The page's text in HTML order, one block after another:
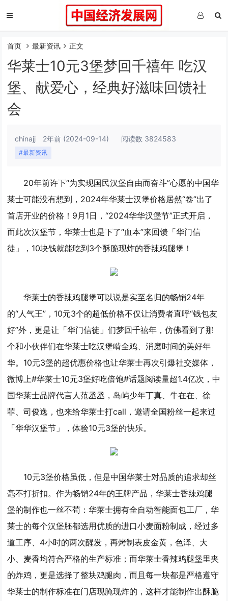
首页 最新资讯 正文
华莱士10元3堡梦回千禧年 吃汉
堡、献爱心，经典好滋味回馈社
会
chinajj 2年前 (2024-09-14) 阅读数 3824583
#最新资讯
20年前许下“为实现国民汉堡自由而奋斗”心愿的中国华
莱士可能没有想到，2024年华莱士汉堡价格居然“卷”出了
首店开业的价格！9月1日，“2024华华汉堡节”正式开启，
而此次汉堡节，华莱士也是下了“血本”来回馈「华门信
徒」，10块钱就能吃到3个酥脆现炸的香辣鸡腿堡！
华莱士的香辣鸡腿堡可以说是实至名归的畅销24年
的“人气王”，10元3个的超低价格不仅让消费者直呼“钱包友
好”外，更是让「华门信徒」们梦回千禧年，仿佛看到了那
个和小伙伴们在华莱士吃汉堡啃全鸡、消磨时间的美好年
华。10元3堡的超优惠价格也让华莱士再次引爆社交媒体，
微博上#华莱士10元3堡好吃倍饱#话题阅读量超1.4亿次，中
国华莱士品牌代言人范丞丞，岛屿少年丁真、牛在在、徐
菲、司俊逸，也来给华莱士打call，邀请全国粉丝一起来过
「华华汉堡节」，体验10元3堡的快乐。
10元3堡价格虽低，但是中国华莱士对品质的追求却丝
毫不打折扣。作为畅销24年的王牌产品，华莱士香辣鸡腿
堡的制作也一丝不苟：华莱士拥有全自动智能面包工厂，华
莱士的每个汉堡胚都选用优质的进口小麦面粉制成，经过多
道工序、4小时的两次醒发，再烤制表皮金黄，色泽、大
小、麦香均符合严格的生产标准；而华莱士香辣鸡腿堡里夹
的炸鸡，更是选择了整块鸡腿肉，而且每一块都是严格遵守
华莱士的制作标准在门店现腌现炸的，这样才能制作出酥脆